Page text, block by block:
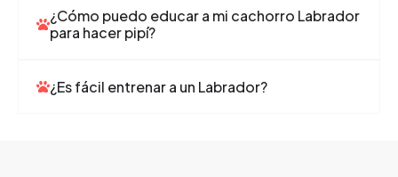
¿Cómo puedo educar a mi cachorro Labrador
para hacer pipí?
¿Es fácil entrenar a un Labrador?